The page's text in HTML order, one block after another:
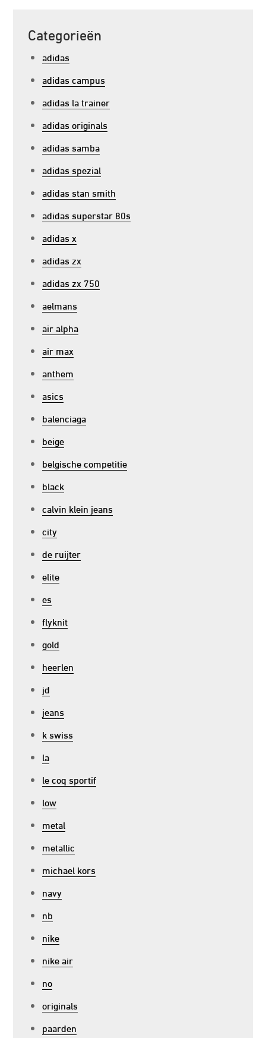
Categorieën
adidas
adidas campus
adidas la trainer
adidas originals
adidas samba
adidas spezial
adidas stan smith
adidas superstar 80s
adidas x
adidas zx
adidas zx 750
aelmans
air alpha
air max
anthem
asics
balenciaga
beige
belgische competitie
black
calvin klein jeans
city
de ruijter
elite
es
flyknit
gold
heerlen
jd
jeans
k swiss
la
le coq sportif
low
metal
metallic
michael kors
navy
nb
nike
nike air
no
originals
paarden